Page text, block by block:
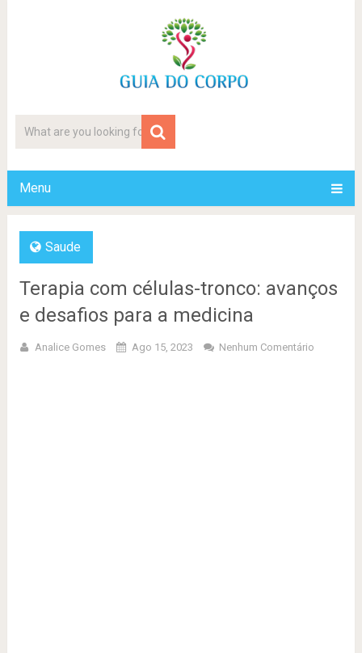
Menu
Saude
Terapia com células-tronco: avanços
e desafios para a medicina
Analice Gomes Ago 15, 2023 Nenhum Comentário